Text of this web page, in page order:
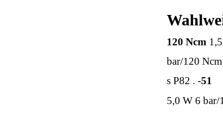
120 Ncm
bar/120
s P82 . -51
5,0 W 6 bar/